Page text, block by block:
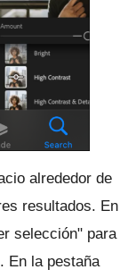
alrededor de
resultados. En
selección" para
En la pestaña